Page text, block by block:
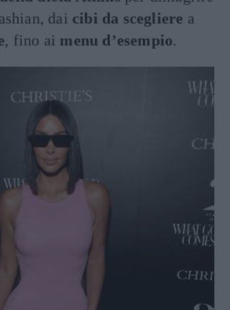
dai cibi da scegliere a
, fino ai menu d’esempio.